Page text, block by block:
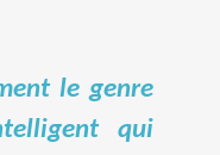
le genre
qui